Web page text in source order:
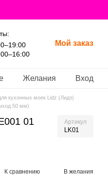
Мой заказ
Желания Вход
кухонных моек Lidz (Лидз)
50 мм)
01
Артикул
LK01
К сравнению В желания